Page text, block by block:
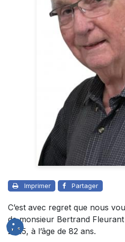
Imprimer Partager
C’est avec regret que nous
de monsieur Bertrand
2025, à l’âge de 82 ans.